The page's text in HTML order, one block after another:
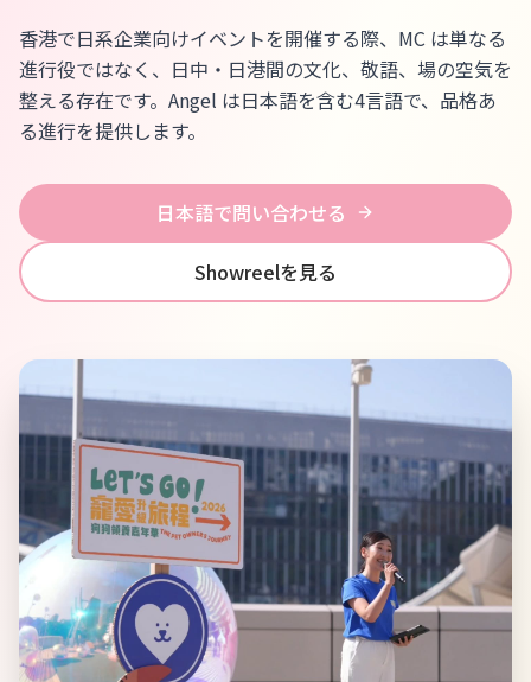
香港で日系企業向けイベントを開催する際、MC は単なる
進行役ではなく、日中・日港間の文化、敬語、場の空気を
整える存在です。Angel は日本語を含む4言語で、品格あ
る進行を提供します。
日本語で問い合わせる
Showreelを見る